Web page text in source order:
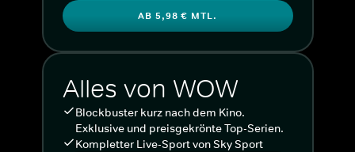
AB 5,98 € MTL.
Alles von WOW
Blockbuster kurz nach dem Kino.
Exklusive und preisgekrönte Top-Serien.
Kompletter Live-Sport von Sky Sport